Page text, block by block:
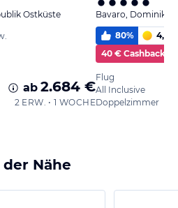
Ostküste
ab 2.684 €
2 ERW. • 1 WOCHE
Bavaro,
80% 4,9
40 € Cashback
Flug
All Inclusive
Doppelzimmer
Nähe